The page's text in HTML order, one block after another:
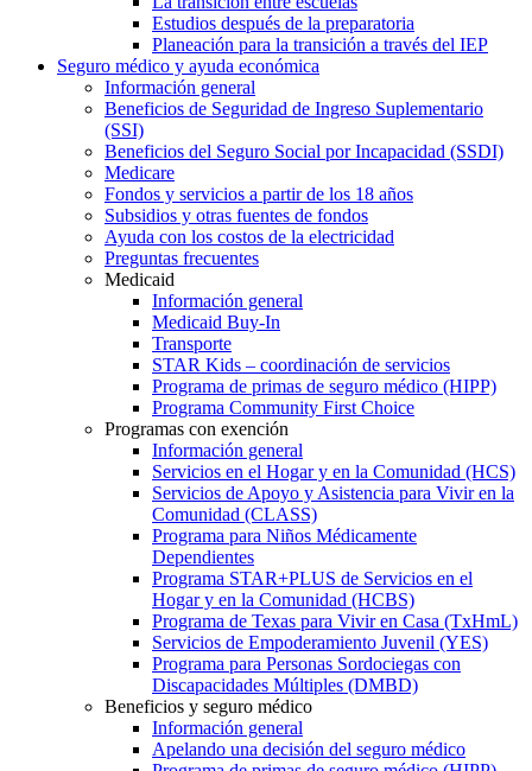
Estudios después de la preparatoria
Planeación para la transición a través del IEP
Seguro médico y ayuda económica
Información general
Beneficios de Seguridad de Ingreso Suplementario
(SSI)
Beneficios del Seguro Social por Incapacidad (SSDI)
Medicare
Fondos y servicios a partir de los 18 años
Subsidios y otras fuentes de fondos
Ayuda con los costos de la electricidad
Preguntas frecuentes
Medicaid
Información general
Medicaid Buy-In
Transporte
STAR Kids – coordinación de servicios
Programa de primas de seguro médico (HIPP)
Programa Community First Choice
Programas con exención
Información general
Servicios en el Hogar y en la Comunidad (HCS)
Servicios de Apoyo y Asistencia para Vivir en la
Comunidad (CLASS)
Programa para Niños Médicamente
Dependientes
Programa STAR+PLUS de Servicios en el
Hogar y en la Comunidad (HCBS)
Programa de Texas para Vivir en Casa (TxHmL)
Servicios de Empoderamiento Juvenil (YES)
Programa para Personas Sordociegas con
Discapacidades Múltiples (DMBD)
Beneficios y seguro médico
Información general
Apelando una decisión del seguro médico